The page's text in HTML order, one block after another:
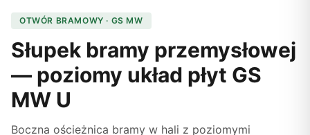
OTWÓR BRAMOWY · GS MW
Słupek bramy przemysłowej
— poziomy układ płyt GS
MW U
Boczna ościeżnica bramy w hali z poziomymi